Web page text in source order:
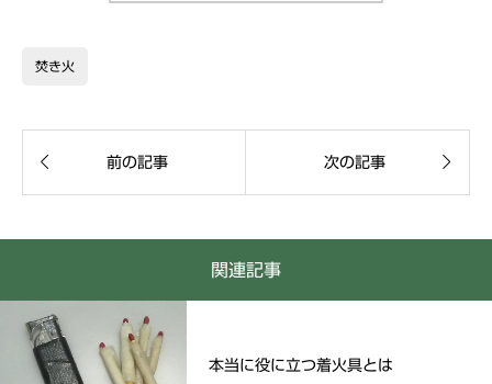
焚き火
 前の記事 次の記事 
関連記事
本当に役に立つ着火具とは